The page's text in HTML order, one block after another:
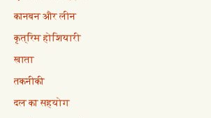
कानबन और लीन
कृत्रिम होशियारी
खाता
तकनीकी
दल का सहयोग